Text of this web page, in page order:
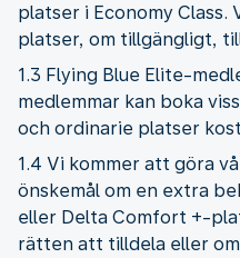
platser i Economy Class.
platser, om tillgängligt,
1.3 Flying Blue Elite-
medlemmar kan boka
och ordinarie platser
1.4 Vi kommer att göra
önskemål om en extra
eller Delta Comfort +-
rätten att tilldela eller